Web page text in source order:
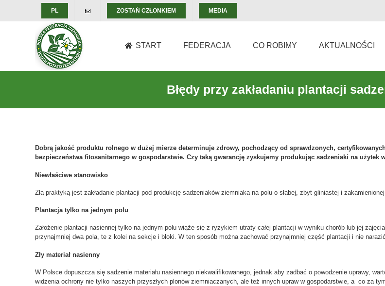
PL ZOSTAŃ CZŁONKIEM MEDIA
START FEDERACJA CO ROBIMY AKTUALNOŚCI
Błędy przy zakładaniu plantacji
Dobrą jakość produktu rolnego w dużej mierze determinuje zdrowy, pochodzący od sprawdzonych,
bezpieczeństwa fitosanitarnego w gospodarstwie. Czy taką gwarancję zyskujemy produkując sadzeniaki na użytek
Niewłaściwe stanowisko
Złą praktyką jest zakładanie plantacji pod produkcję sadzeniaków ziemniaka na polu o słabej, zbyt gliniastej i zakamienionej
Plantacja tylko na jednym polu
Założenie plantacji nasiennej tylko na jednym polu wiąże się z ryzykiem utraty całej plantacji w wyniku chorób lub jej
przynajmniej dwa pola, te z kolei na sekcje i bloki. W ten sposób można zachować przynajmniej część plantacji i nie
Zły materiał nasienny
W Polsce dopuszcza się sadzenie materiału nasiennego niekwalifikowanego, jednak aby zadbać o powodzenie uprawy,
widzenia ochrony nie tylko naszych przyszłych plonów ziemniaczanych, ale też innych upraw w gospodarstwie, a co za